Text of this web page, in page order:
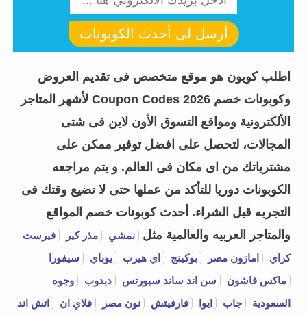
أرسل لى أحدث الكوبونات
اطلب كوبون هو موقع متخصص فى تقديم العروض
وكوبونات خصم Coupon Codes 2026 لأشهر المتاجر
الألكترونية ومواقع التسوق الأون لاين فى شتى
المجالات، لتحصل على افضل توفير ممكن على
مشترياتك من اى مكان فى العالم. و يتم مراجعه
الكوبونات دوريا للتأكد من عملها حتى لا تضيع وقتك فى
التجربه قبل الشراء. أحدث كوبونات خصم المواقع
والمتاجر العربيه والعالمية مثل
نمشي مذر كير
فيرست
كراي
امازون مصر بوكينج اي هيرب يوباي
سيفورا
ماكس فاشون
سن اند ساند سبورتس دبدوب
وجوه
السعودية
جاب ايوا فارفيتش نون مصر فلاي ان
اتش اند